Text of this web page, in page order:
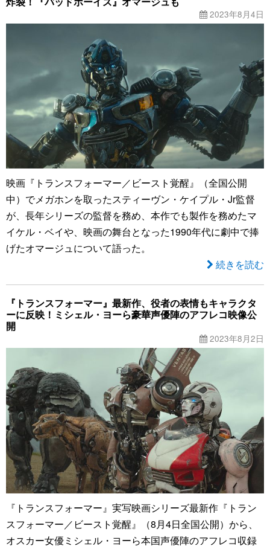
2023年8月4日
映画『トランスフォーマー／ビースト覚醒』（全国公開
中）でメガホンを取ったスティーヴン・ケイプル・Jr監督
が、長年シリーズの監督を務め、本作でも製作を務めたマ
イケル・ベイや、映画の舞台となった1990年代に劇中で捧
げたオマージュについて語った。
続きを読む
『トランスフォーマー』最新作、役者の表情もキャラクタ
ーに反映！ミシェル・ヨーら豪華声優陣のアフレコ映像公
開
2023年8月2日
『トランスフォーマー』実写映画シリーズ最新作『トラン
スフォーマー／ビースト覚醒』（8月4日全国公開）から、
オスカー女優ミシェル・ヨーら本国声優陣のアフレコ収録